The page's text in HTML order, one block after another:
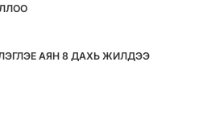
АЯН 8 ДАХЬ ЖИЛДЭЭ